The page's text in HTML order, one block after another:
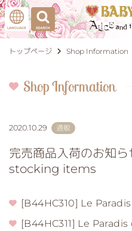
トップページ Shop Information
Shop Information
2020.10.29 通販
完売商品入荷のお知
stocking items
[B44HC310] Le
[B44HC311] Le